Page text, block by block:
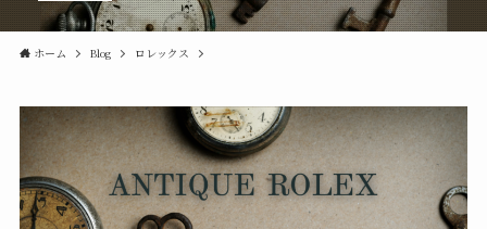
ホーム Blog ロレックス